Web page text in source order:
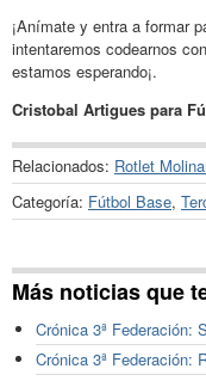
¡Anímate y entra a formar
intentaremos codearnos
estamos esperando¡.
Cristobal Artigues para
Relacionados: Rotlet
Categoría: Fútbol Base,
Más noticias que
Crónica 3ª Federación:
Crónica 3ª Federación: